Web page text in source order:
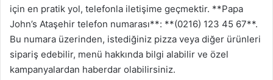
için en pratik yol, telefonla iletişime geçmektir. **Papa
John’s Ataşehir telefon numarası**: **(0216) 123 45 67**.
Bu numara üzerinden, istediğiniz pizza veya diğer ürünleri
sipariş edebilir, menü hakkında bilgi alabilir ve özel
kampanyalardan haberdar olabilirsiniz.